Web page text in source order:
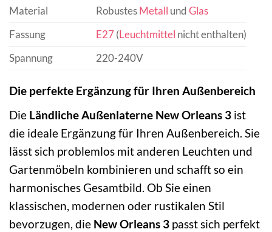
Material
RobustesMetall undGlas
Fassung
E27(Leuchtmittel nicht enthalten)
Spannung
220-240V
Die perfekte Ergänzung für Ihren Außenbereich
Die Ländliche Außenlaterne New Orleans 3 ist
die ideale Ergänzung für Ihren Außenbereich. Sie
lässt sich problemlos mit anderen Leuchten und
Gartenmöbeln kombinieren und schafft so ein
harmonisches Gesamtbild. Ob Sie einen
klassischen, modernen oder rustikalen Stil
bevorzugen, die New Orleans 3 passt sich perfekt